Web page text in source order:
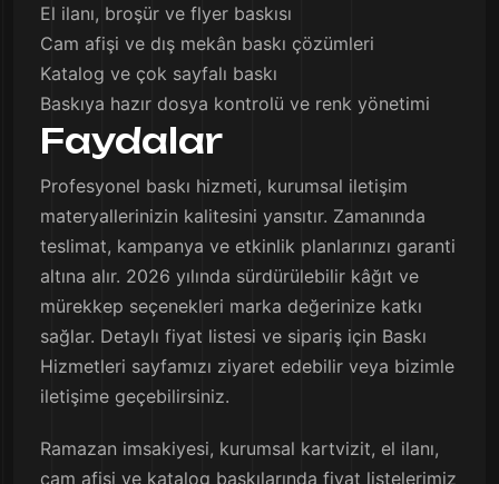
El ilanı, broşür ve flyer baskısı
Cam afişi ve dış mekân baskı çözümleri
Katalog ve çok sayfalı baskı
Baskıya hazır dosya kontrolü ve renk yönetimi
Faydalar
Profesyonel baskı hizmeti, kurumsal iletişim
materyallerinizin kalitesini yansıtır. Zamanında
teslimat, kampanya ve etkinlik planlarınızı garanti
altına alır. 2026 yılında sürdürülebilir kâğıt ve
mürekkep seçenekleri marka değerinize katkı
sağlar. Detaylı fiyat listesi ve sipariş için Baskı
Hizmetleri sayfamızı ziyaret edebilir veya bizimle
iletişime geçebilirsiniz.
Ramazan imsakiyesi, kurumsal kartvizit, el ilanı,
cam afişi ve katalog baskılarında fiyat listelerimiz